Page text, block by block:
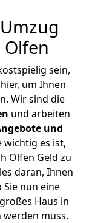
Olfen
sein,
um Ihnen
Wir sind die
und arbeiten
und
wichtig es ist,
Olfen Geld zu
daran, Ihnen
nun eine
Haus in
werden muss.